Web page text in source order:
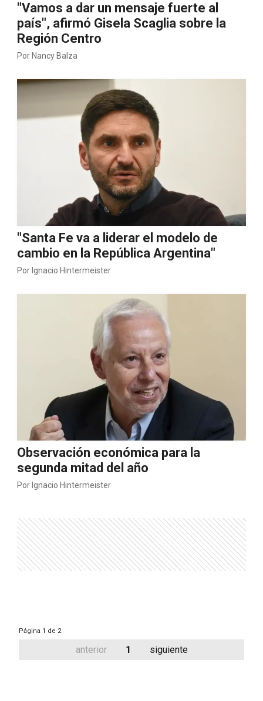
"Vamos a dar un mensaje fuerte al
país", afirmó Gisela Scaglia sobre la
Región Centro
Por Nancy Balza
"Santa Fe va a liderar el modelo de
cambio en la República Argentina"
Por Ignacio Hintermeister
Observación económica para la
segunda mitad del año
Por Ignacio Hintermeister
Página 1 de 2
anterior 1 siguiente